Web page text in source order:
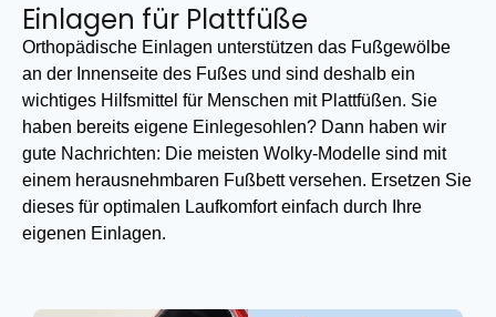
Einlagen für Plattfüße
Orthopädische Einlagen unterstützen das Fußgewölbe
an der Innenseite des Fußes und sind deshalb ein
wichtiges Hilfsmittel für Menschen mit Plattfüßen. Sie
haben bereits eigene Einlegesohlen? Dann haben wir
gute Nachrichten: Die meisten Wolky-Modelle sind mit
einem herausnehmbaren Fußbett versehen. Ersetzen Sie
dieses für optimalen Laufkomfort einfach durch Ihre
eigenen Einlagen.